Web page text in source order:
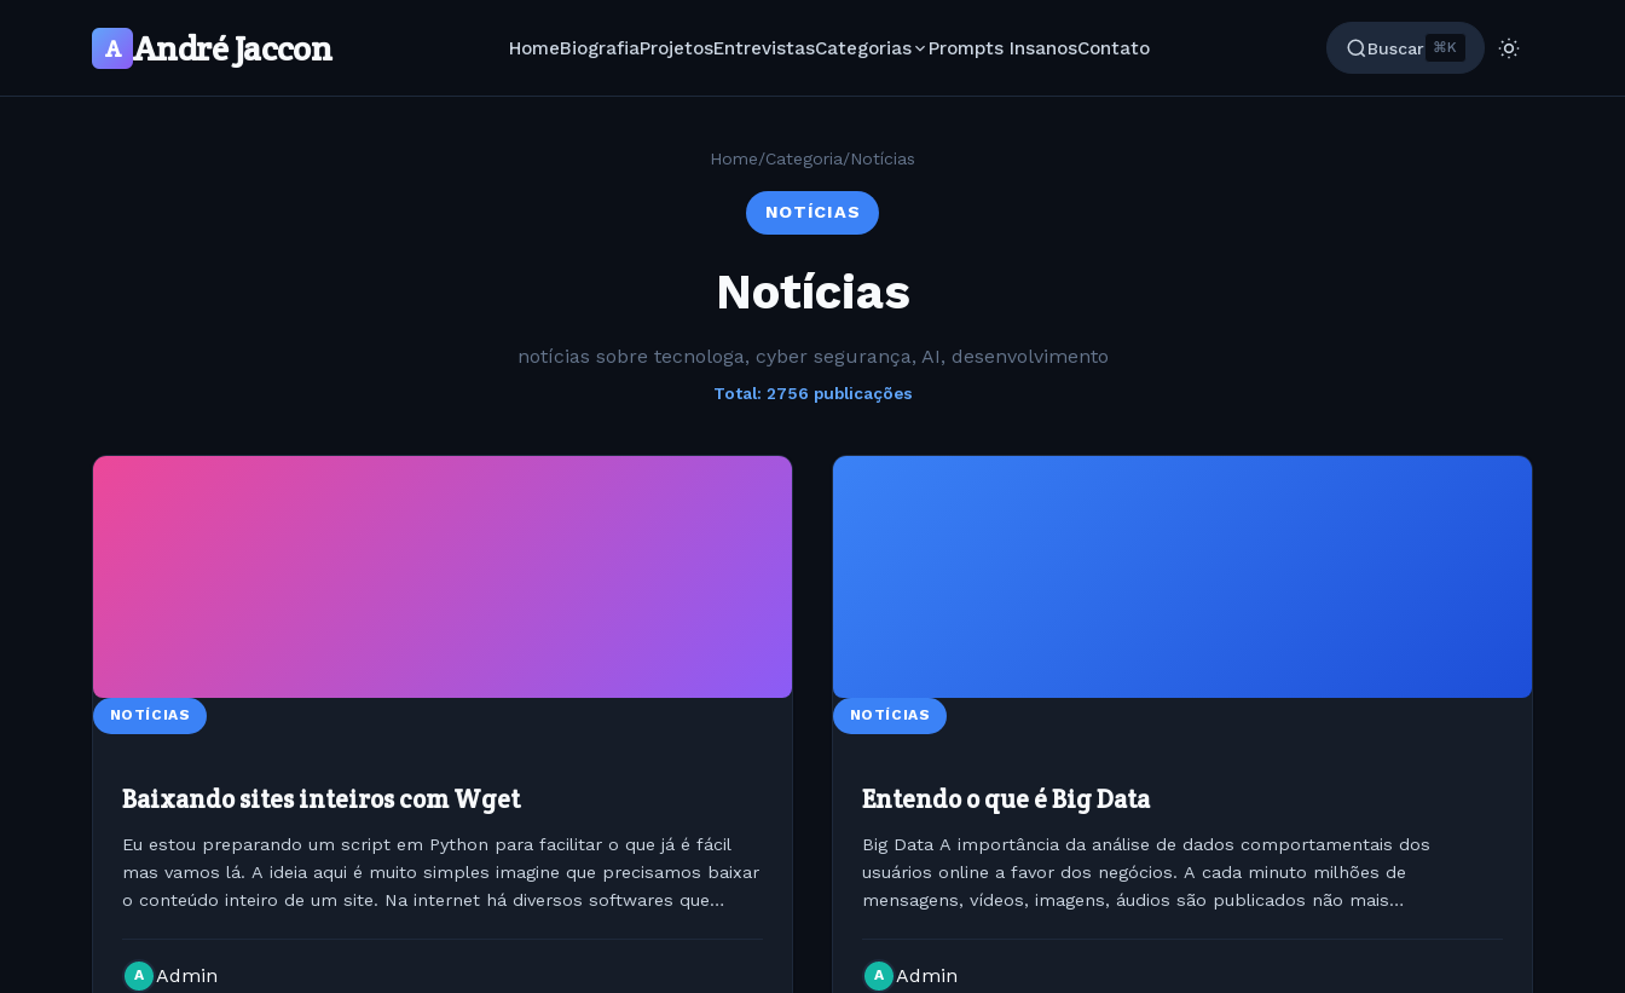
A André Jaccon HomeBiografiaProjetosEntrevistasCategorias Prompts InsanosContato Buscar ⌘K
Home/Categoria/Notícias
NOTÍCIAS
Notícias
notícias sobre tecnologa, cyber segurança, AI, desenvolvimento
Total: 2756 publicações
NOTÍCIAS
Baixando sites inteiros com Wget
Eu estou preparando um script em Python para facilitar o que já é fácil
mas vamos lá. A ideia aqui é muito simples imagine que precisamos baixar
o conteúdo inteiro de um site. Na internet há diversos softwares que
A Admin
NOTÍCIAS
Entendo o que é Big Data
Big Data A importância da análise de dados comportamentais dos
usuários online a favor dos negócios. A cada minuto milhões de
mensagens, vídeos, imagens, áudios são publicados não mais
A Admin